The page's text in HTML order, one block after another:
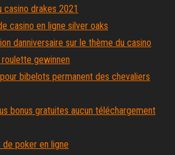
casino drakes 2021
casino en ligne silver oaks
danniversaire sur le thème du casino
gewinnen
bibelots permanent des chevaliers
bonus gratuites aucun téléchargement
poker en ligne